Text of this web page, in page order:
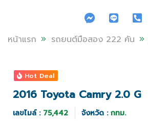
หน้าแรก
รถยนต์มือสอง 222 คัน
Hot Deal
2016 Toyota Camry 2.0 G
เลขไมล์ : 75,442 จังหวัด : กทม.